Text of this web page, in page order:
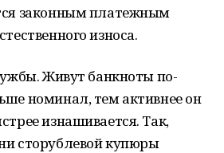
законным платежным
износа.
Живут банкноты по-
номинал, тем активнее он
изнашивается. Так,
сторублевой купюры